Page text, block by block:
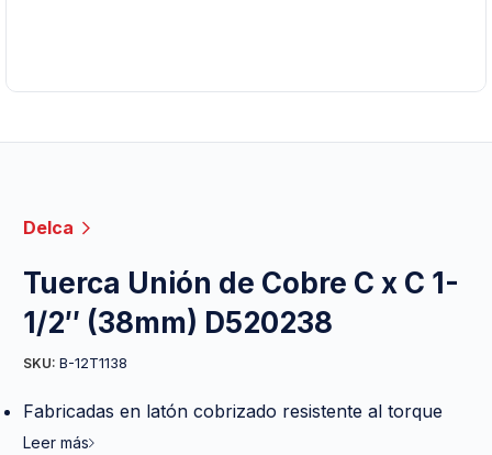
Delca
Tuerca Unión de Cobre C x C 1-
1/2″ (38mm) D520238
SKU: B-12T1138
Fabricadas en latón cobrizado resistente al torque
Leer más